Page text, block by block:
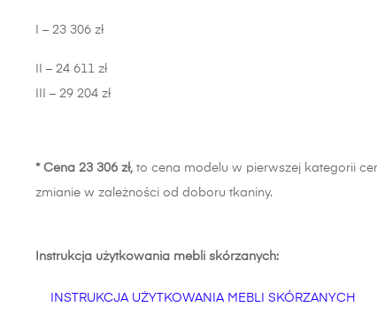
I – 23 306 zł
II – 24 611 zł
III – 29 204 zł
* Cena 23 306 zł, to cena modelu w pierwszej kategorii
zmianie w zależności od doboru tkaniny.
Instrukcja użytkowania mebli skórzanych:
INSTRUKCJA UŻYTKOWANIA MEBLI SKÓRZANYCH